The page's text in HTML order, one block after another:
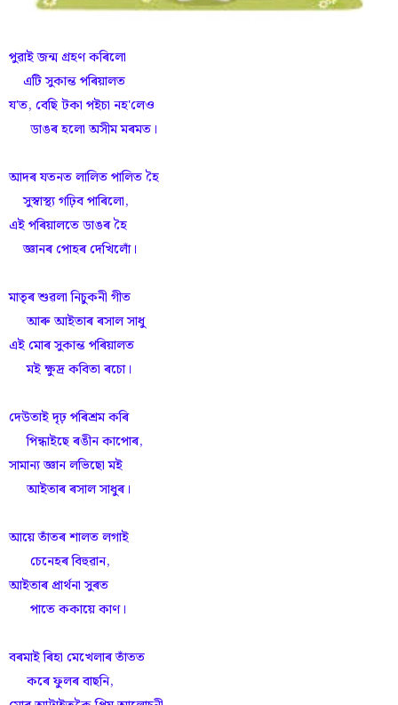
পুৱাই জন্ম গ্ৰহণ কৰিলো
এটি সুকান্ত পৰিয়ালত
য'ত, বেছি টকা পইচা নহ'লেও
ডাঙৰ হলো অসীম মৰমত।
আদৰ যতনত লালিত পালিত হৈ
সুস্বাস্থ্য গঢ়িব পাৰিলো,
এই পৰিয়ালতে ডাঙৰ হৈ
জ্ঞানৰ পোহৰ দেখিলোঁ।
মাতৃৰ শুৱলা নিচুকনী গীত
আৰু আইতাৰ ৰসাল সাধু
এই মোৰ সুকান্ত পৰিয়ালত
মই ক্ষুদ্ৰ কবিতা ৰচো।
দেউতাই দৃঢ় পৰিশ্ৰম কৰি
পিন্ধাইছে ৰঙীন কাপোৰ,
সামান্য জ্ঞান লভিছো মই
আইতাৰ ৰসাল সাধুৰ।
আয়ে তাঁতৰ শালত লগাই
চেনেহৰ বিহুৱান,
আইতাৰ প্ৰাৰ্থনা সুৰত
পাতে ককায়ে কাণ।
বৰমাই ৰিহা মেখেলাৰ তাঁতত
কৰে ফুলৰ বাছনি,